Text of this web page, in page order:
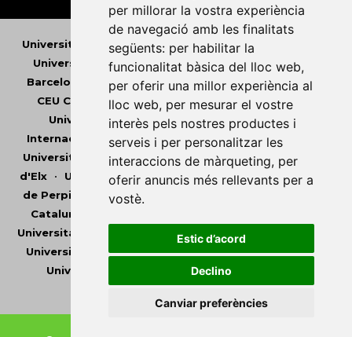
per millorar la vostra experiència
de navegació amb les finalitats
següents: per habilitar la
funcionalitat bàsica del lloc web,
per oferir una millor experiència al
lloc web, per mesurar el vostre
interès pels nostres productes i
serveis i per personalitzar les
interaccions de màrqueting, per
oferir anuncis més rellevants per a
vostè.
Estic d’acord
Declino
Canviar preferències
Universitat Abat Oliba CEU•Universitat d'Alacant
Universitat d'Andorra•Universitat Autònoma de
Barcelona
Universitat de Barcelona•Universitat
CEU Cardenal Herrera
•Universitat de Girona
Universitat de les Illes Balears•Universitat
Internacional de Catalunya •Universitat Jaume I
Universitat de Lleida•Universitat Miguel Hernández
d'Elx• Universitat Oberta de Catalunya•Universitat
de Perpinyà Via Domitia
Catalunya
Universitat Pompeu Fabra
• Universitat Ramon Llull
Universitat Rovira i Virgili•Universitat de Sàsser•
Universitat de València
•Universitat de Vic -
Universitat Central de Catalunya